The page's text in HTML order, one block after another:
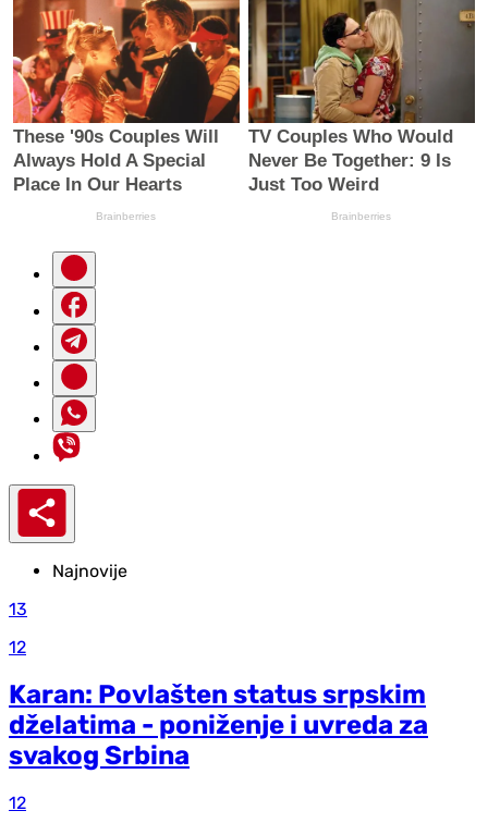
Najnovije
13
12
Karan: Povlašten status srpskim
dželatima - poniženje i uvreda za
svakog Srbina
12